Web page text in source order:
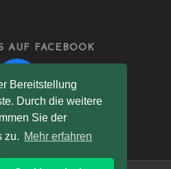
Bereitstellung
Durch die weitere
Sie der
zu. Mehr erfahren
AUF FACEBOOK